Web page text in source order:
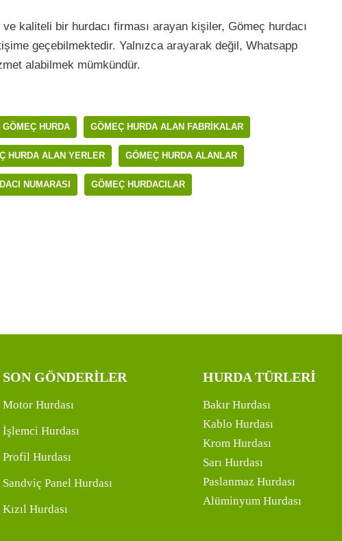
kaliteli bir hurdacı firması arayan kişiler, Gömeç hurdacı
geçebilmektedir. Yalnızca arayarak değil, Whatsapp
alabilmek mümkündür.
GÖMEÇ HURDA GÖMEÇ HURDA ALAN FABRIKALAR
HURDA ALAN YERLER GÖMEÇ HURDA ALANLAR
NUMARASI GÖMEÇ HURDACILAR
SON GÖNDERİLER
Motor Hurdası
İşlemci Hurdası
Profil Hurdası
Sandviç Panel Hurdası
Kızıl Hurdası
HURDA TÜRLERİ
Bakır Hurdası
Kablo Hurdası
Krom Hurdası
Sarı Hurdası
Paslanmaz Hurdası
Alüminyum Hurdası